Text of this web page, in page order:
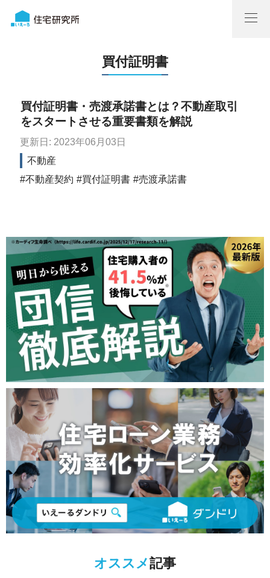
買付証明書
買付証明書・売渡承諾書とは？不動産取引
をスタートさせる重要書類を解説
更新日: 2023年06月03日
不動産
不動産契約
買付証明書 売渡承諾書
オススメ記事